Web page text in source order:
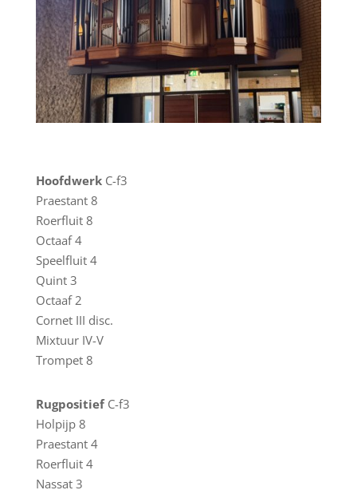
Hoofdwerk C-f3
Praestant 8
Roerfluit 8
Octaaf 4
Speelfluit 4
Quint 3
Octaaf 2
Cornet III disc.
Mixtuur IV-V
Trompet 8
Rugpositief C-f3
Holpijp 8
Praestant 4
Roerfluit 4
Nassat 3